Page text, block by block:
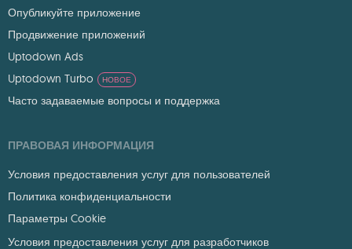
Опубликуйте приложение
Продвижение приложений
Uptodown Ads
Uptodown Turbo
НОВОЕ
Часто задаваемые вопросы и поддержка
ПРАВОВАЯ ИНФОРМАЦИЯ
Условия предоставления услуг для пользователей
Политика конфиденциальности
Параметры Cookie
Условия предоставления услуг для разработчиков